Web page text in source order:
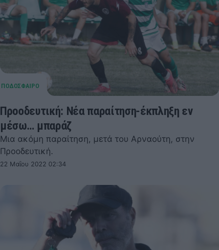
Προοδευτική: Νέα παραίτηση-έκπληξη εν
μέσω… μπαράζ
Μια ακόμη παραίτηση, μετά του Αρναούτη, στην
Προοδευτική.
22 Μαΐου 2022 02:34